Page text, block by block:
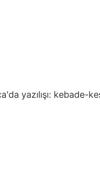
yazılışı: kebade-